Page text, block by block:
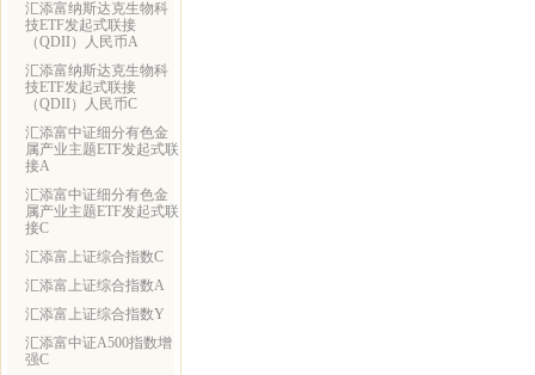
汇添富纳斯达克生物科
技ETF发起式联接
（QDII）人民币A
汇添富纳斯达克生物科
技ETF发起式联接
（QDII）人民币C
汇添富中证细分有色金
属产业主题ETF发起式联
接A
汇添富中证细分有色金
属产业主题ETF发起式联
接C
汇添富上证综合指数C
汇添富上证综合指数A
汇添富上证综合指数Y
汇添富中证A500指数增
强C